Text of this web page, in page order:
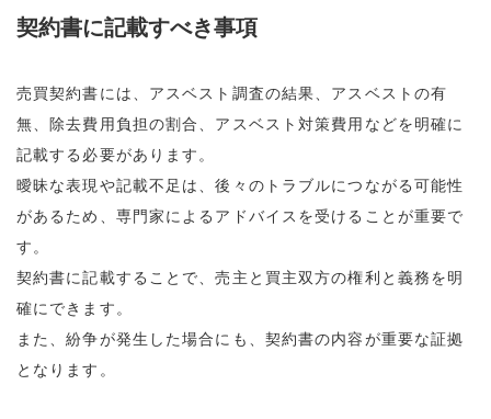
契約書に記載すべき事項
売買契約書には、アスベスト調査の結果、アスベストの有
無、除去費用負担の割合、アスベスト対策費用などを明確に
記載する必要があります。
曖昧な表現や記載不足は、後々のトラブルにつながる可能性
があるため、専門家によるアドバイスを受けることが重要で
す。
契約書に記載することで、売主と買主双方の権利と義務を明
確にできます。
また、紛争が発生した場合にも、契約書の内容が重要な証拠
となります。